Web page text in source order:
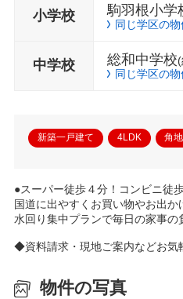
小学校 駒羽根小学
同じ学区の
中学校 総和中学校
同じ学区の
新築一戸建て 4LDK 角地
●スーパー徒歩４分！コンビニ徒
国道に出やすくお買い物やお出か
水回り集中プランで毎日の家事の
◆資料請求・現地ご案内などお
物件の写真